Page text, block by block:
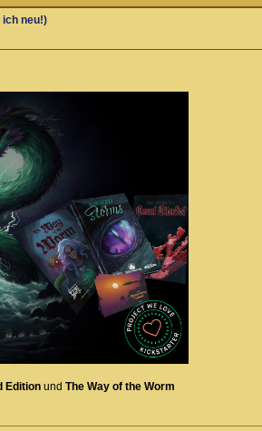
ich neu!)
Editionund The Way of the Worm